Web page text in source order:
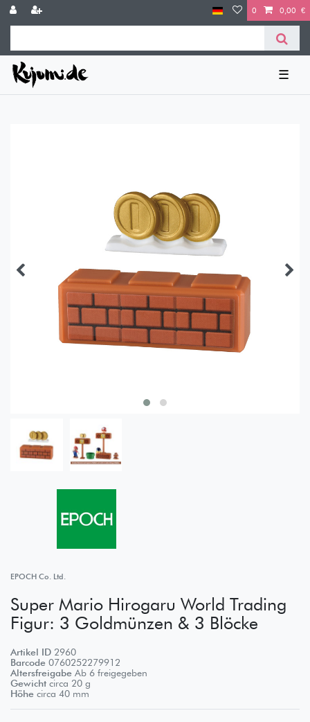
0 0,00 €
☰
EPOCH Co. Ltd.
Super Mario Hirogaru World Trading
Figur: 3 Goldmünzen & 3 Blöcke
Artikel ID 2960
Barcode 0760252279912
Altersfreigabe Ab 6 freigegeben
Gewicht circa 20 g
Höhe circa 40 mm